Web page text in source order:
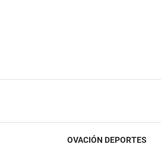
OVACIÓN DEPORTES